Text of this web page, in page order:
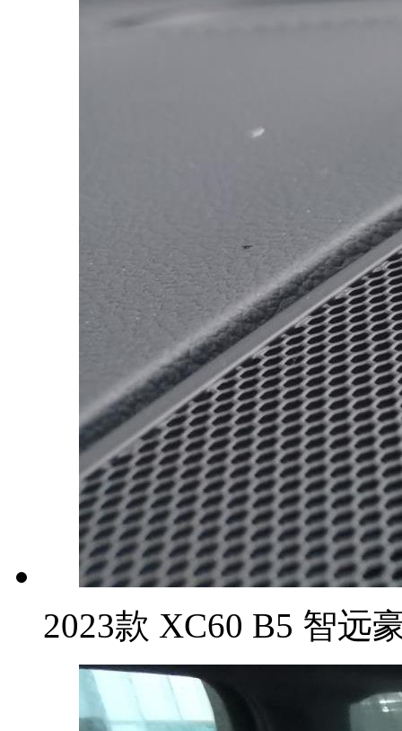
2023款 XC60 B5 智远